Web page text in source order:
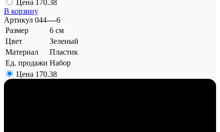
Цена 170.38
В корзину
Артикул 044----6
Размер
6 см
Цвет
Зеленый
Материал
Пластик
Ед. продажи Набор
Цена 170.38